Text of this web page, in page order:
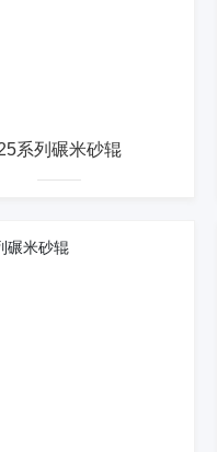
系列碾米砂辊